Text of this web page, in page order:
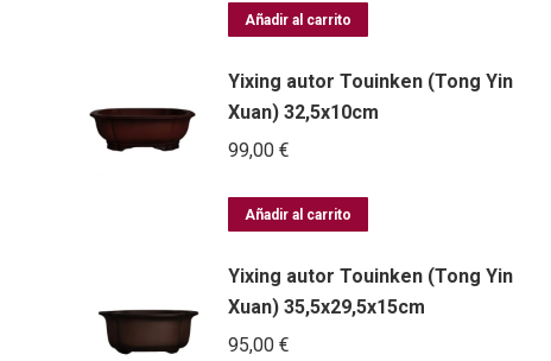
Añadir al carrito
Yixing autor Touinken (Tong Yin
Xuan) 32,5x10cm
99,00 €
Añadir al carrito
Yixing autor Touinken (Tong Yin
Xuan) 35,5x29,5x15cm
95,00 €